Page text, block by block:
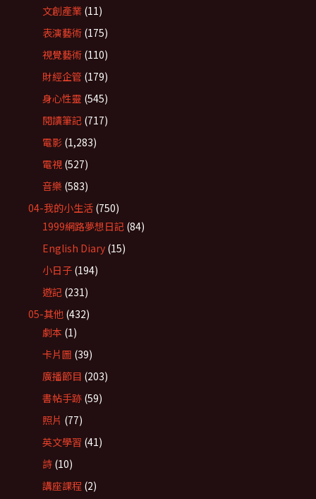
文創產業 (11)
表演藝術 (175)
視覺藝術 (110)
財經企管 (179)
身心性靈 (545)
閱讀筆記 (717)
電影 (1,283)
電視 (527)
音樂 (583)
04-我的小生活 (750)
1999網路夢想日記 (84)
English Diary (15)
小日子 (194)
遊記 (231)
05-其他 (432)
劇本 (1)
卡片圖 (39)
廣播節目 (203)
書帖手跡 (59)
照片 (77)
英文學習 (41)
詩 (10)
講座課程 (2)